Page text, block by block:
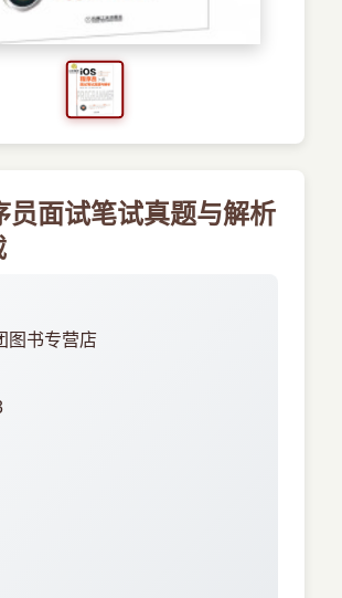
员面试笔试真题与解析
图书专营店